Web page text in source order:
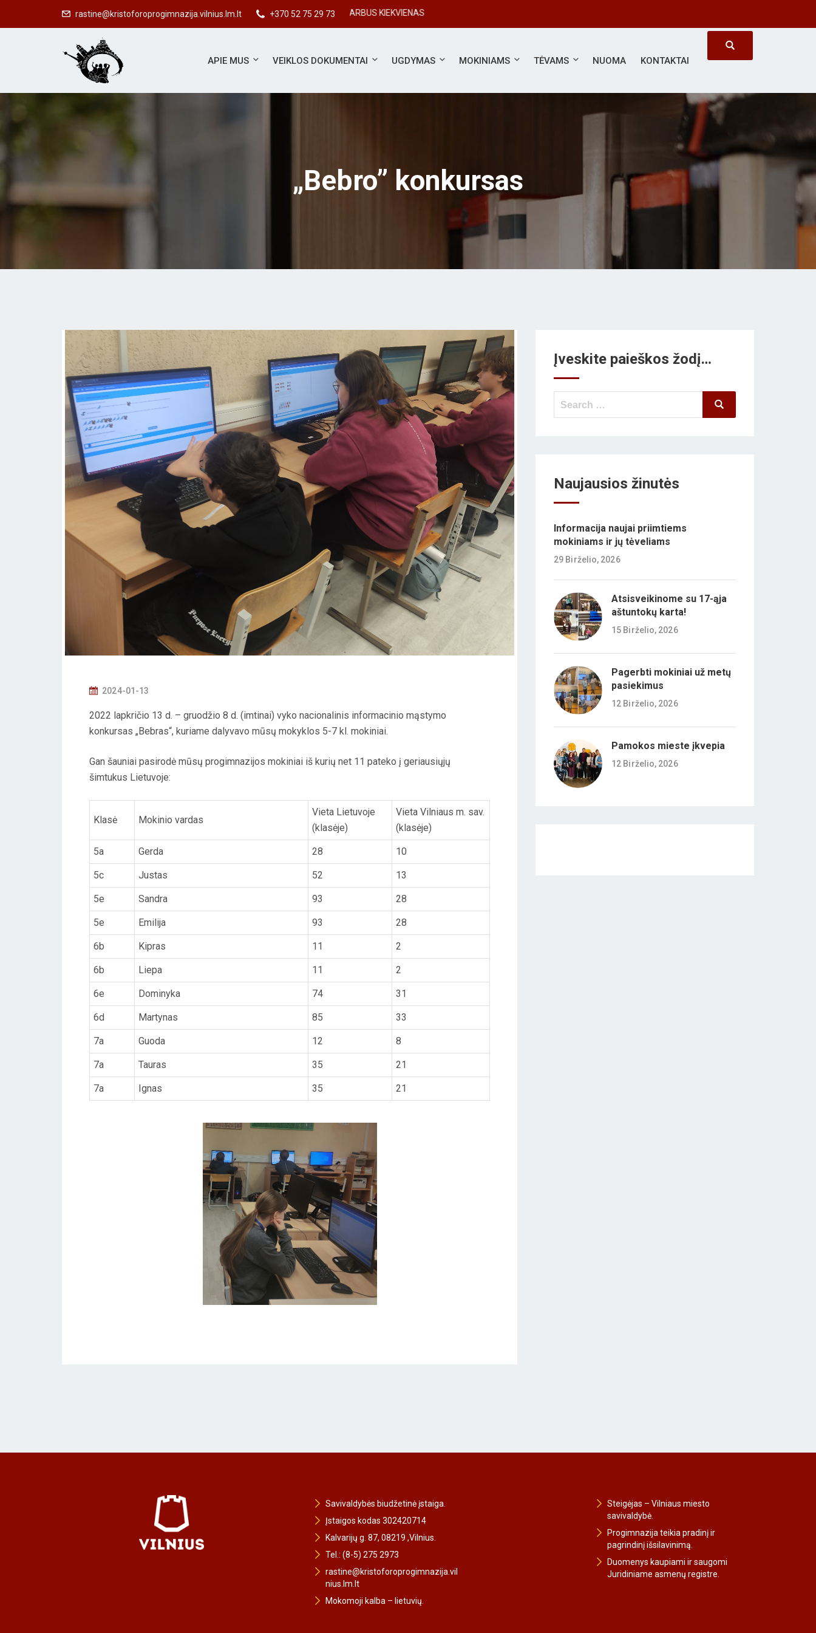
rastine@kristoforoprogimnazija.vilnius.lm.lt +370 52 75 29 73
#SVARBUS KIEKVIENAS
APIE MUS VEIKLOS DOKUMENTAI UGDYMAS MOKINIAMS TĖVAMS NUOMA KONTAKTAI
„Bebro” konkursas
P
S
T
N
2024-01-13
2022 lapkričio 13 d. – gruodžio 8 d. (imtinai) vyko nacionalinis informacinio mąstymo
konkursas „Bebras“, kuriame dalyvavo mūsų mokyklos 5-7 kl. mokiniai.
Gan šauniai pasirodė mūsų progimnazijos mokiniai iš kurių net 11 pateko į geriausiųjų
šimtukus Lietuvoje:
Klasė Mokinio vardas
Vieta Lietuvoje
(klasėje)
Vieta Vilniaus m. sav.
(klasėje)
5a Gerda 28 10
5c Justas 52 13
5e Sandra 93 28
5e Emilija 93 28
6b Kipras 11 2
6b Liepa 11 2
6e Dominyka 74 31
6d Martynas 85 33
7a Guoda 12 8
7a Tauras 35 21
7a Ignas 35 21
Įveskite paieškos žodį…
Search
Search
Naujausios žinutės
Informacija naujai priimtiems
mokiniams ir jų tėveliams
29 Birželio, 2026
Atsisveikinome su 17-ąja
aštuntokų karta!
15 Birželio, 2026
Pagerbti mokiniai už metų
pasiekimus
12 Birželio, 2026
Pamokos mieste įkvepia
12 Birželio, 2026
Savivaldybės biudžetinė įstaiga.
Įstaigos kodas 302420714
Kalvarijų g. 87, 08219 ,Vilnius.
Tel.: (8-5) 275 2973
rastine@kristoforoprogimnazija.vil
nius.lm.lt
Mokomoji kalba – lietuvių.
Steigėjas – Vilniaus miesto
savivaldybė.
Progimnazija teikia pradinį ir
pagrindinį išsilavinimą.
Duomenys kaupiami ir saugomi
Juridiniame asmenų registre.